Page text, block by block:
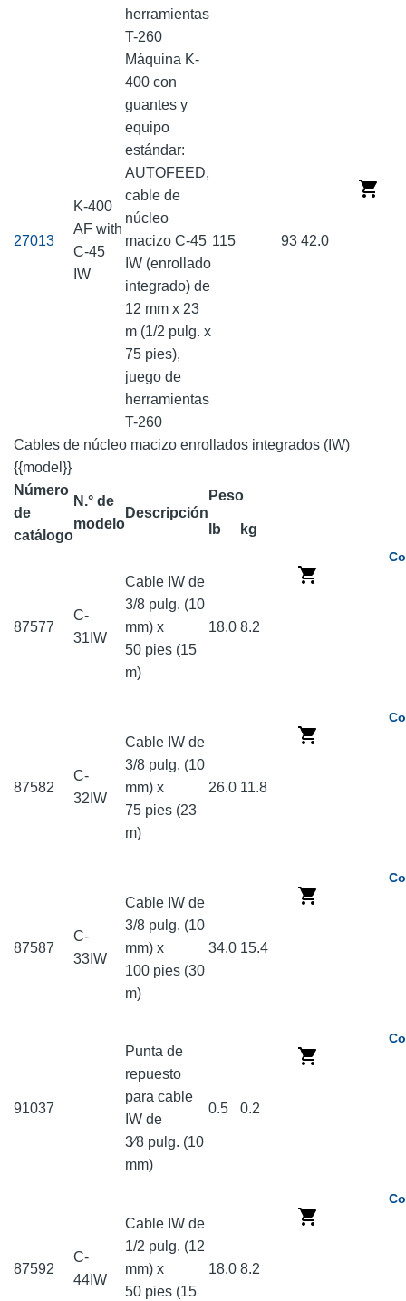
herramientas
T-260
27013
K-400
AF with
C-45
IW
Máquina K-
400 con
guantes y
equipo
estándar:
AUTOFEED,
cable de
núcleo
macizo C-45
IW (enrollado
integrado) de
12 mm x 23
m (1/2 pulg. x
75 pies),
juego de
herramientas
T-260
115 93 42.0
Cables de núcleo macizo enrollados integrados (IW)
{{model}}
Número
de
catálogo
N.° de
modelo
Descripción
Peso
lb kg
87577
C-
31IW
Cable IW de
3/8 pulg. (10
mm) x
50 pies (15
m)
18.0 8.2
87582
C-
32IW
Cable IW de
3/8 pulg. (10
mm) x
75 pies (23
m)
26.0 11.8
87587
C-
33IW
Cable IW de
3/8 pulg. (10
mm) x
100 pies (30
m)
34.0 15.4
91037
Punta de
repuesto
para cable
IW de
3⁄8 pulg. (10
mm)
0.5 0.2
87592
C-
44IW
Cable IW de
1/2 pulg. (12
mm) x
50 pies (15
18.0 8.2